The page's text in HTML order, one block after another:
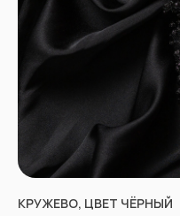
КРУЖЕВО, ЦВЕТ ЧЁРНЫЙ